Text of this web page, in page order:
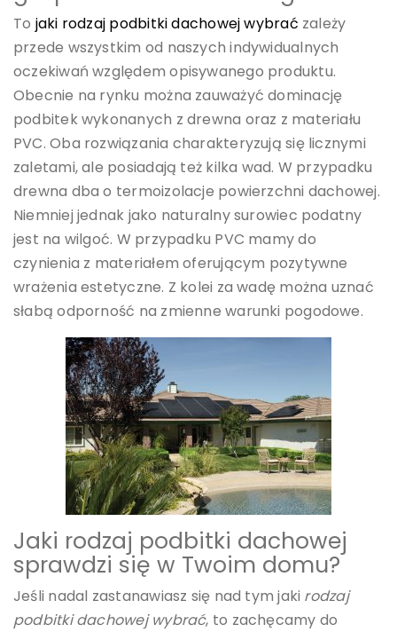
To jaki rodzaj podbitki dachowej wybrać zależy
przede wszystkim od naszych indywidualnych
oczekiwań względem opisywanego produktu.
Obecnie na rynku można zauważyć dominację
podbitek wykonanych z drewna oraz z materiału
PVC. Oba rozwiązania charakteryzują się licznymi
zaletami, ale posiadają też kilka wad. W przypadku
drewna dba o termoizolacje powierzchni dachowej.
Niemniej jednak jako naturalny surowiec podatny
jest na wilgoć. W przypadku PVC mamy do
czynienia z materiałem oferującym pozytywne
wrażenia estetyczne. Z kolei za wadę można uznać
słabą odporność na zmienne warunki pogodowe.
Jaki rodzaj podbitki dachowej
sprawdzi się w Twoim domu?
Jeśli nadal zastanawiasz się nad tym jaki rodzaj
podbitki dachowej wybrać, to zachęcamy do